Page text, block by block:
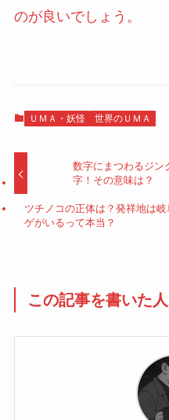
のが良いでしょう。
ＵＭＡ・妖怪 世界のＵＭＡ
数字にまつわるジン
字！その意味は？
ツチノコの正体は？発祥地は
ゲがいるって本当？
この記事を書いた人